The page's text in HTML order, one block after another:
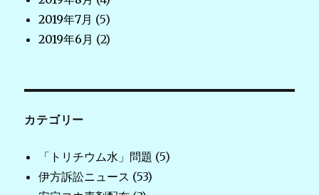
2019年7月 (5)
2019年6月 (2)
カテゴリー
「トリチウム水」問題 (5)
伊方訴訟ニュース (53)